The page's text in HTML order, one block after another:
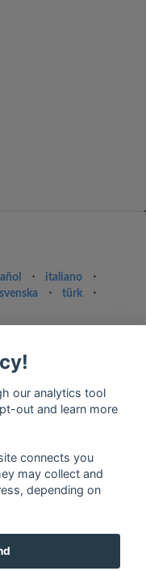
⋅ italiano
⋅
svenska ⋅ türk
⋅
of Google Inc.
our analytics tool
out and learn more
connects you
may collect and
depending on